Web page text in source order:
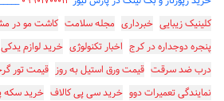
کلینیک زیبایی خبرداری مجله سلامت کاشت مو در
پنجره دوجداره در کرج اخبار تکنولوژی خرید لوازم یدکی
درب ضد سرقت قیمت ورق استیل به روز قیمت تور
نمایندگی تعمیرات دوو خرید سی پی کالاف خرید سکه